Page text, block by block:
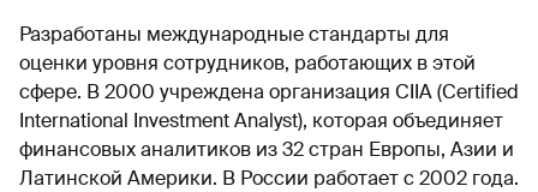
Разработаны международные стандарты для
оценки уровня сотрудников, работающих в этой
сфере. В 2000 учреждена организация CIIA (Certified
International Investment Analyst), которая объединяет
финансовых аналитиков из 32 стран Европы, Азии и
Латинской Америки. В России работает с 2002 года.